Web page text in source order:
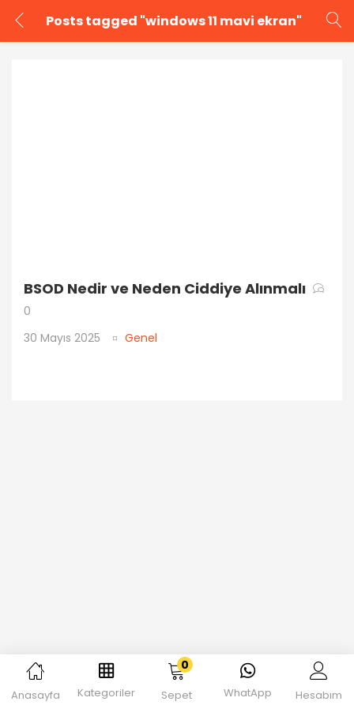
Posts tagged "windows 11 mavi ekran"
GIRIŞ YAP KAYIT OL
Anasayfa Kategoriler
0
Sepet WhatApp Hesabım
BSOD Nedir ve Neden Ciddiye Alınmalı
0
30 Mayıs 2025
Genel